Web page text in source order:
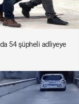
54 şüpheli adliyeye